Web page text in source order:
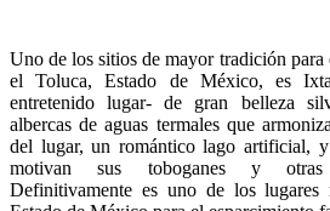
Uno de los sitios de mayor tradición para
el Toluca, Estado de México, es
entretenido lugar- de gran belleza
albercas de aguas termales que
del lugar, un romántico lago artificial,
motivan sus toboganes y otras
Definitivamente es uno de los lugares